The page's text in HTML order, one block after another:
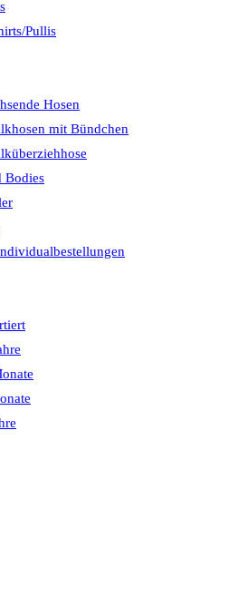
Pullis
Hosen
mit Bündchen
Bodies